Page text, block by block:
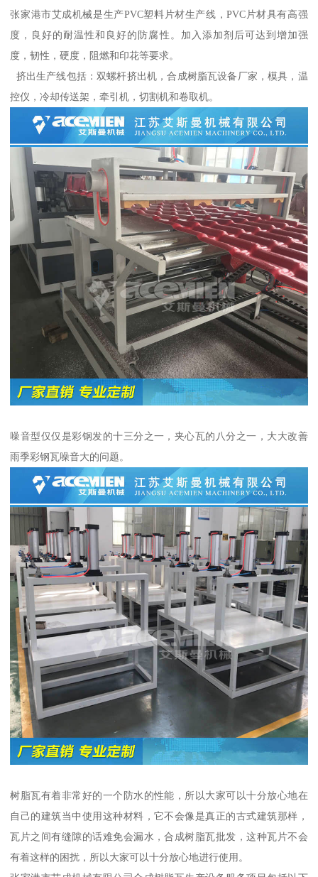
张家港市艾成机械是生产PVC塑料片材生产线，PVC片材具有高强
度，良好的耐温性和良好的防腐性。加入添加剂后可达到增加强
度，韧性，硬度，阻燃和印花等要求。
挤出生产线包括：双螺杆挤出机，合成树脂瓦设备厂家，模具，温
控仪，冷却传送架，牵引机，切割机和卷取机。
噪音型仅仅是彩钢发的十三分之一，夹心瓦的八分之一，大大改善
雨季彩钢瓦噪音大的问题。
树脂瓦有着非常好的一个防水的性能，所以大家可以十分放心地在
自己的建筑当中使用这种材料，它不会像是真正的古式建筑那样，
瓦片之间有缝隙的话难免会漏水，合成树脂瓦批发，这种瓦片不会
有着这样的困扰，所以大家可以十分放心地进行使用。